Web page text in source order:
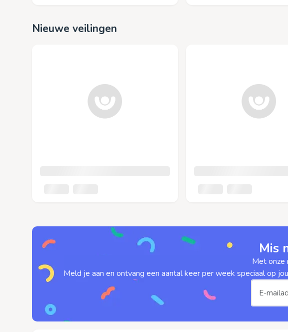
Nieuwe veilingen
Mis
Met onze
Meld je aan en ontvang een aantal keer per week speciaal op